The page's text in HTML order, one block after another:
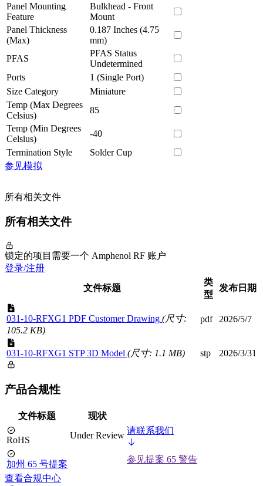
Panel Mounting
Feature
Bulkhead - Front
Mount
Panel Thickness
(Max)
0.187 Inches (4.75
mm)
PFAS
PFAS Status
Undetermined
Ports
1 (Single Port)
Size Category
Miniature
Temp (Max Degrees
Celsius)
85
Temp (Min Degrees
Celsius)
-40
Termination Style
Solder Cup
参见模拟
所有相关文件
所有相关文件
锁定的项目需要一个 Amphenol RF 账户
登录/注册
文件标题
类
型
发布日期
031-10-RFXG1 PDF Customer Drawing (尺寸:
105.2 KB)
pdf 2026/5/7
031-10-RFXG1 STP 3D Model (尺寸: 1.1 MB) stp 2026/3/31
产品合规性
文件标题 现状
RoHS Under Review 请联系我们
加州 65 号提案
参见提案 65 警告
查看合规中心